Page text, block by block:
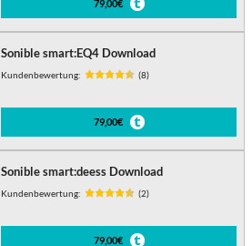
79,00€
Sonible smart:EQ4 Download
Kundenbewertung: (8)
79,00€
Sonible smart:deess Download
Kundenbewertung: (2)
79,00€